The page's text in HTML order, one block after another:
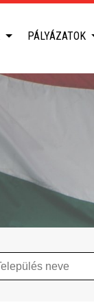
PÁLYÁZATOK